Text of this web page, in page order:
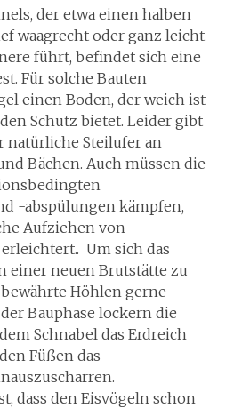
der etwa einen halben
waagrecht oder ganz leicht
führt, befindet sich eine
Für solche Bauten
einen Boden, der weich ist
Schutz bietet. Leider gibt
natürliche Steilufer an
Bächen. Auch müssen die
-abspülungen kämpfen,
Aufziehen von
Um sich das
einer neuen Brutstätte zu
Höhlen gerne
Bauphase lockern die
Schnabel das Erdreich
Füßen das
dass den Eisvögeln schon